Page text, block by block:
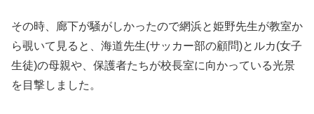
その時、廊下が騒がしかったので網浜と姫野先生が教室か
ら覗いて見ると、海道先生(サッカー部の顧問)とルカ(女子
生徒)の母親や、保護者たちが校長室に向かっている光景
を目撃しました。